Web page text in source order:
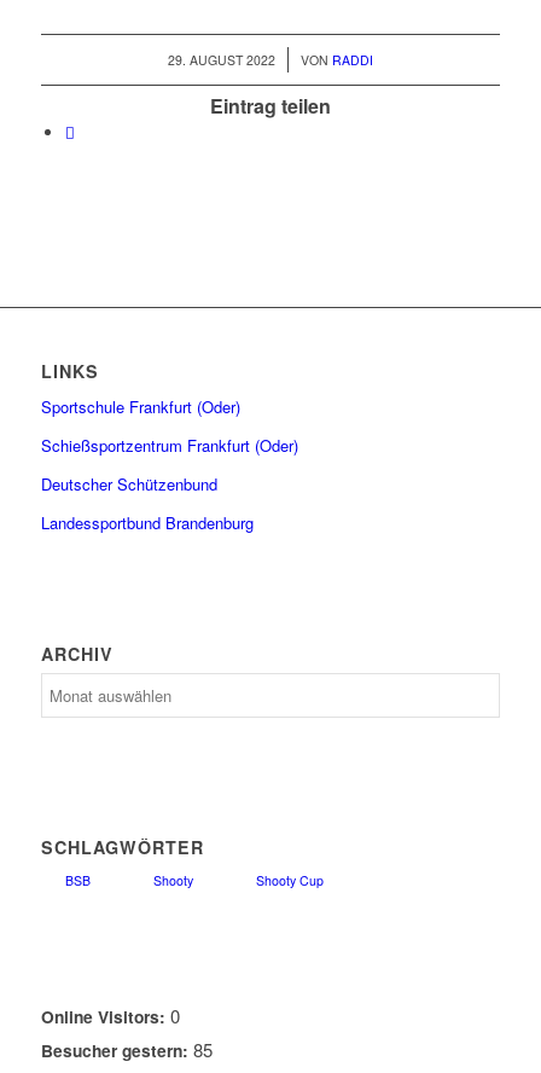
29. AUGUST 2022
/ VON RADDI
Eintrag teilen
LINKS
Sportschule Frankfurt (Oder)
Schießsportzentrum Frankfurt (Oder)
Deutscher Schützenbund
Landessportbund Brandenburg
ARCHIV
SCHLAGWÖRTER
BSB Shooty Shooty Cup
Online Visitors: 0
Besucher gestern: 85